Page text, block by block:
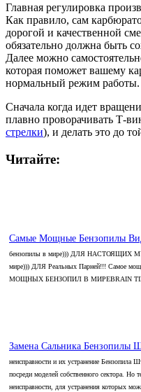
Главная регулировка
Как правило, сам
дорогой и качественной
обязательно должна быть
Далее можно
которая поможет вашему
нормальный режим работы.
Сначала когда идет
плавно проворачивать Т-
стрелки), и делать это до
Читайте:
Самые Мощные Бензопилы
бензопилы в мире))) ДЛЯ НАСТОЯЩИХ
мире))) ДЛЯ Реальных Парней!!! Самое
МОЩНЫХ БЕНЗОПИЛ В МИРЕBRAIN
Замена Сальника Бензопилы
неисправности и их устранение Бензопила
посреди моделей собственного сектора. Но
неисправности, для устранения которых